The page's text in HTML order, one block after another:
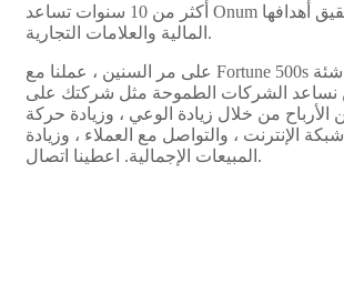
أكثر من 10 سنوات تساعد Onum الشركات على تحقيق أهدافها
المالية والعلامات التجارية.
على مر السنين ، عملنا مع Fortune 500s والشركات الناشئة
نساعد الشركات الطموحة مثل شركتك على
الأرباح من خلال زيادة الوعي ، وزيادة حركة
الإنترنت ، والتواصل مع العملاء ، وزيادة
المبيعات الإجمالية. اعطينا اتصال.